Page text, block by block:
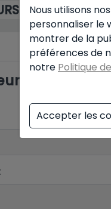
Nous utilisons
personnaliser le
montrer de la
préférences de
notre Politique
Accepter les